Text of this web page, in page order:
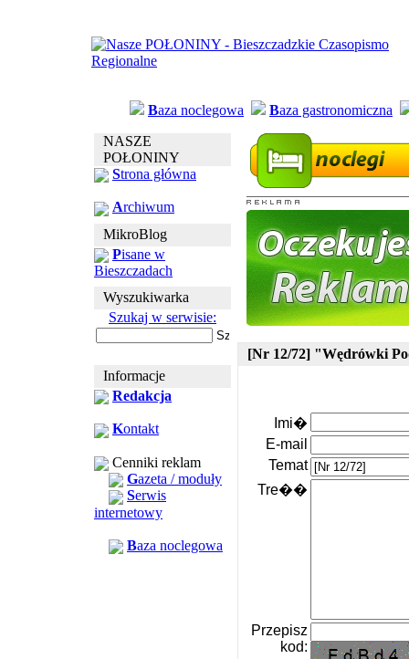
Baza noclegowa Baza gastronomiczna
NASZE
POŁONINY
Strona główna
Archiwum
MikroBlog
Pisane w
Bieszczadach
Wyszukiwarka
Szukaj w serwisie:
Informacje
Redakcja
Kontakt
Cenniki reklam
Gazeta / moduły
Serwis
internetowy
Baza noclegowa
[Nr 12/72] "Wędrówki
Imi�
E-mail
Temat
Tre��
Przepisz
kod: